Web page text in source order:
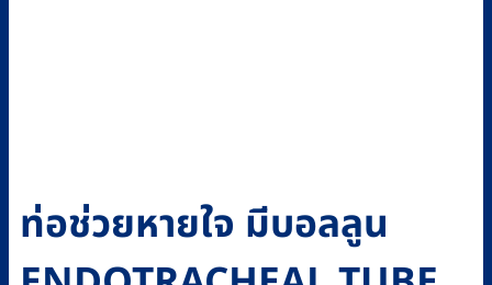
ท่อช่วยหายใจ มีบอลลูน